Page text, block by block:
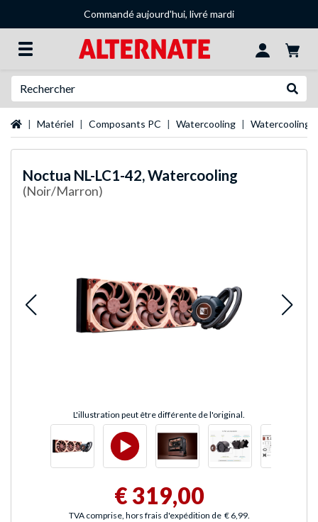
Commandé aujourd'hui, livré mardi
Page d'accueil
Matériel Composants PC Watercooling Watercooling
Noctua NL-LC1-42, Watercooling
(Noir/Marron)
L'illustration peut être différente de l'original.
€ 319,00
TVA comprise, hors frais d'expédition de € 6,99.